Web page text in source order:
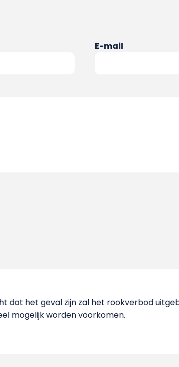
E-mail
dat het geval zijn zal het rookverbod
mogelijk worden voorkomen.